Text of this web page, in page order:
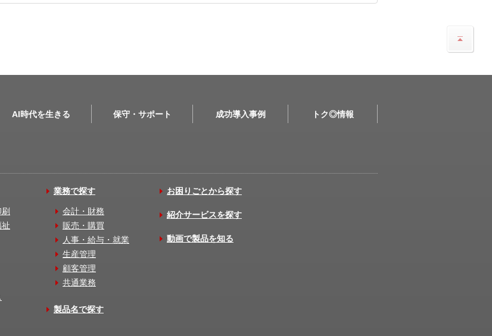
AI時代を生きる 保守・サポート 成功導入事例 トク◎情報
業務で探す
会計・財務
販売・購買
人事・給与・就業
生産管理
顧客管理
共通業務
製品名で探す
お困りごとから探す
紹介サービスを探す
動画で製品を知る